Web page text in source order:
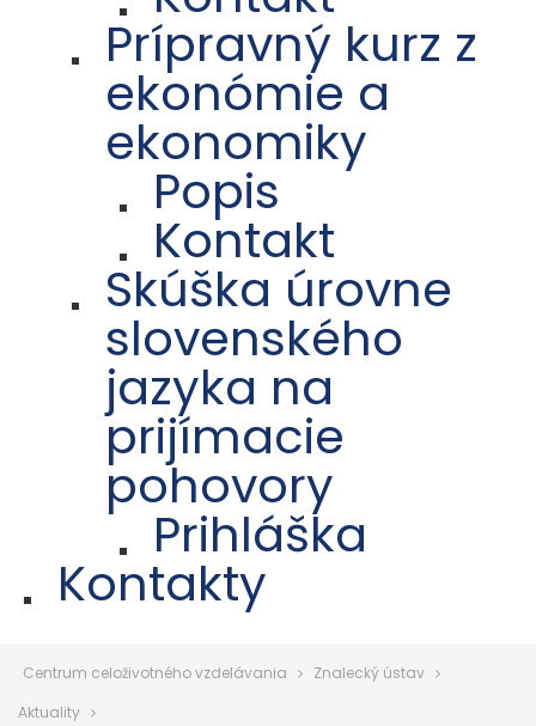
Prípravný kurz z
ekonómie a
ekonomiky
Popis
Kontakt
Skúška úrovne
slovenského
jazyka na
prijímacie
pohovory
Prihláška
Kontakty
Centrum celoživotného vzdelávania
Znalecký ústav
Aktuality